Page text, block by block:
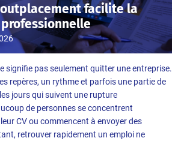
facilite la
signifie pas seulement quitter une entreprise.
repères, un rythme et parfois une partie de
jours qui suivent une rupture
de personnes se concentrent
CV ou commencent à envoyer des
retrouver rapidement un emploi ne